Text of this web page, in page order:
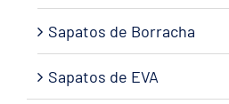
Sapatos de Borracha
Sapatos de EVA